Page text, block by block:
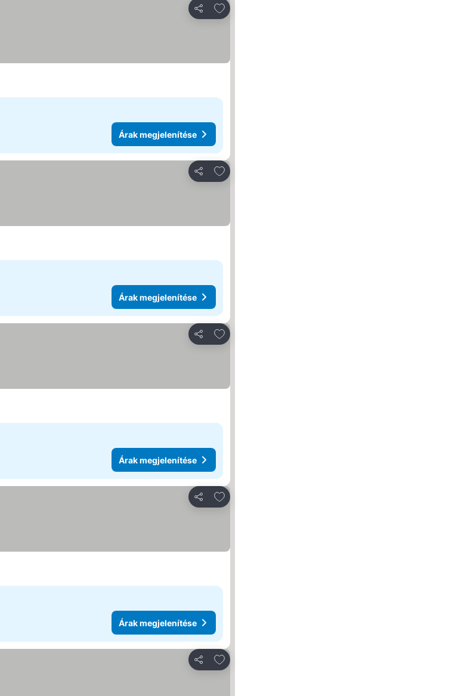
Megosztás
Hozzáadás a kedvencekhez
Árak megjelenítése
Megosztás
Hozzáadás a kedvencekhez
Árak megjelenítése
Megosztás
Hozzáadás a kedvencekhez
Árak megjelenítése
Megosztás
Hozzáadás a kedvencekhez
Árak megjelenítése
Megosztás
Hozzáadás a kedvencekhez